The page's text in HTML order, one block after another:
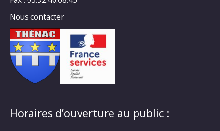
Nous contacter
Horaires d’ouverture au public :